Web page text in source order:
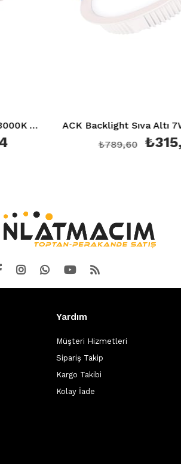
ACK Backlight Sıva Altı 7W 3000K AD05-00700
₺789,60
Yardım
Müşteri Hizmetleri
Sipariş Takip
Kargo Takibi
Kolay İade